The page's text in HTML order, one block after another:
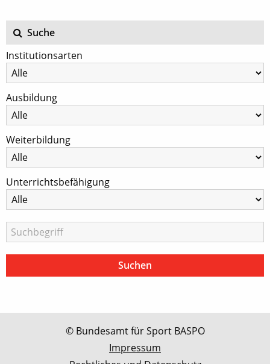
Suche
Institutionsarten
Ausbildung
Weiterbildung
Unterrichtsbefähigung
© Bundesamt für Sport BASPO
Impressum